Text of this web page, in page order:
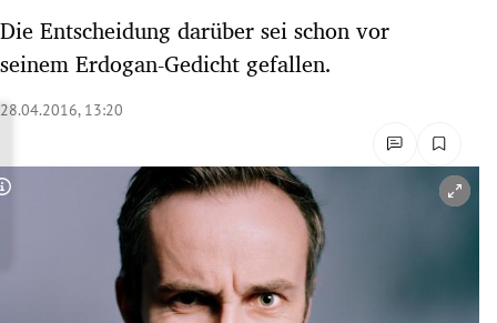
Untermenü
Untermenü
Die Entscheidung darüber sei schon vor
seinem Erdogan-Gedicht gefallen.
28.04.2016, 13:20
Copyright-Hinweis öffnen/schließen